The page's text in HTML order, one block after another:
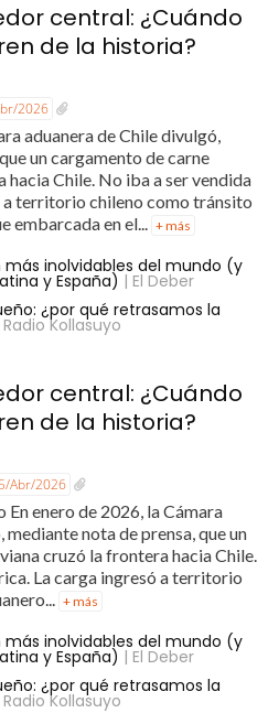
central: ¿Cuándo
de la historia?
2026
aduanera de Chile divulgó,
un cargamento de carne
Chile. No iba a ser vendida
a territorio chileno como tránsito
embarcada en el...
+ más
más inolvidables del mundo (y
y España) | El Deber
¿por qué retrasamos la
Radio Kollasuyo
central: ¿Cuándo
de la historia?
Abr/2026
enero de 2026, la Cámara
nota de prensa, que un
cruzó la frontera hacia Chile.
La carga ingresó a territorio
+ más
más inolvidables del mundo (y
y España) | El Deber
¿por qué retrasamos la
Radio Kollasuyo